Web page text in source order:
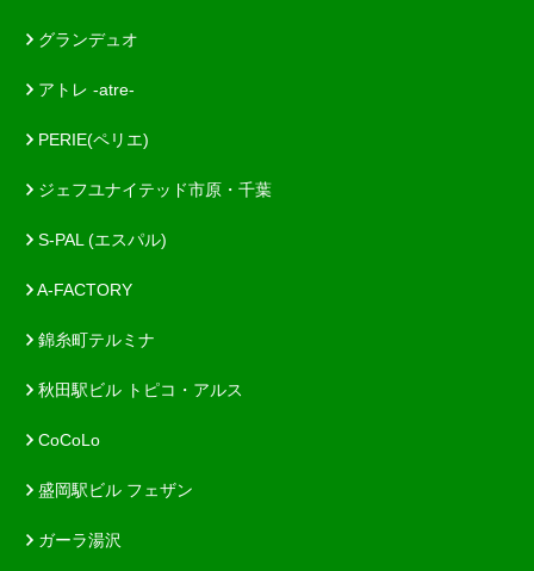
グランデュオ
アトレ -atre-
PERIE(ペリエ)
ジェフユナイテッド市原・千葉
S-PAL (エスパル)
A-FACTORY
錦糸町テルミナ
秋田駅ビル トピコ・アルス
CoCoLo
盛岡駅ビル フェザン
ガーラ湯沢